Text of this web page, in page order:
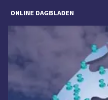
ONLINE DAGBLADEN